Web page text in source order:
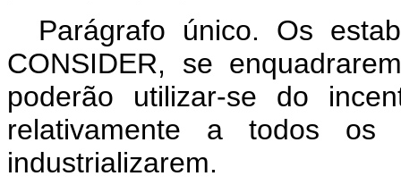
Parágrafo único. Os
CONSIDER, se
poderão utilizar-se do
relativamente a todos os
industrializarem.